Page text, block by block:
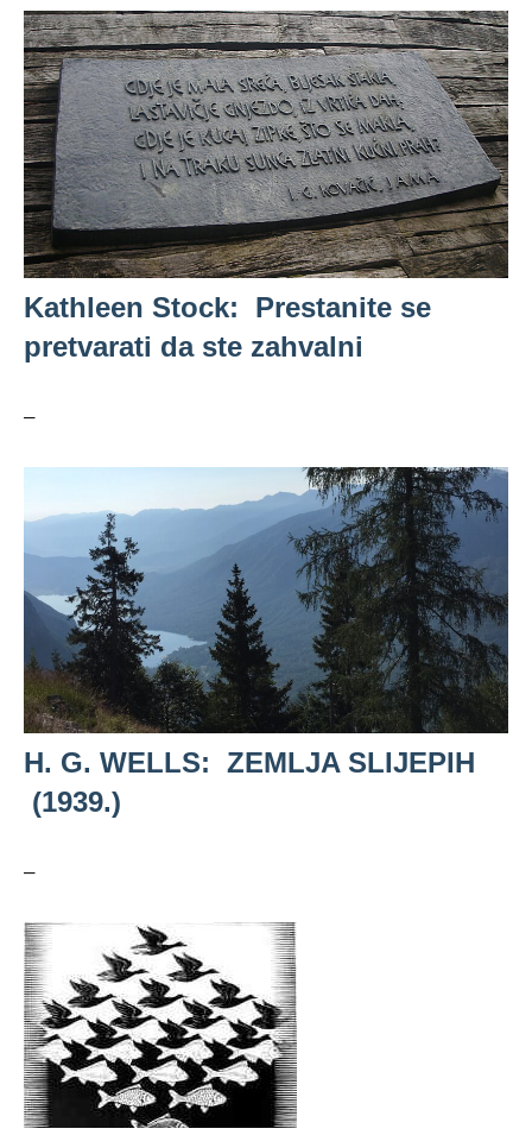
Kathleen Stock: Prestanite se
pretvarati da ste zahvalni
–
H. G. WELLS: ZEMLJA SLIJEPIH
(1939.)
–